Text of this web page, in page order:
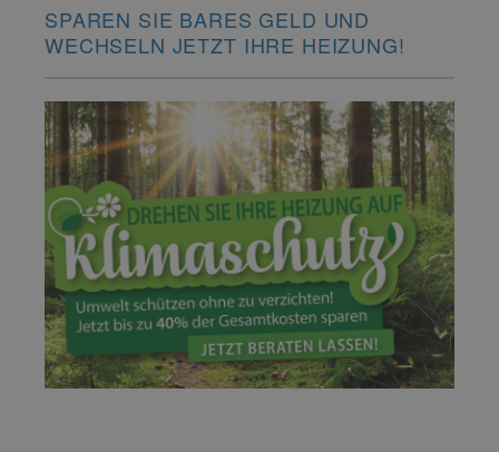
SPAREN SIE BARES GELD UND
WECHSELN JETZT IHRE HEIZUNG!